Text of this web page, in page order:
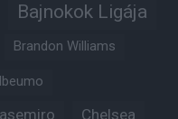
Bajnokok Ligája
Brandon Williams
Chelsea